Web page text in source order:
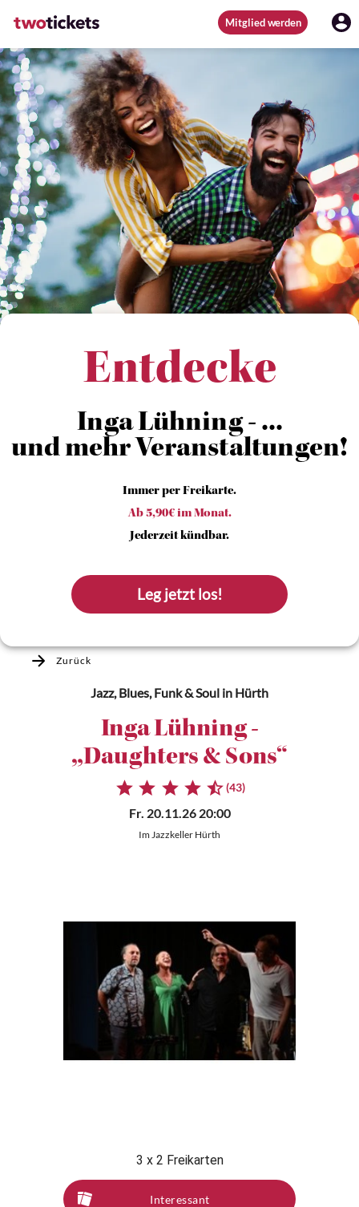
Mitglied werden
Entdecke
Inga Lühning - ...
und mehr Veranstaltungen!
Immer per Freikarte.
Ab 5,90€ im Monat.
Jederzeit kündbar.
Leg jetzt los!
Zurück
Jazz, Blues, Funk & Soul in Hürth
Inga Lühning -
„Daughters & Sons“
(43)
Fr. 20.11.26 20:00
Im Jazzkeller Hürth
3 x 2 Freikarten
Interessant